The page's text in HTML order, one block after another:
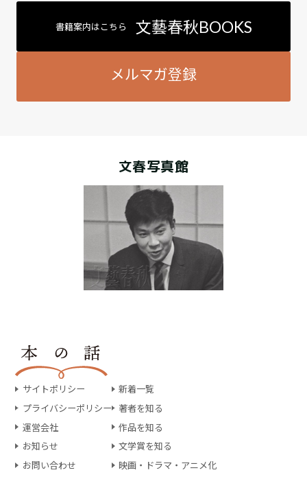
書籍案内はこちら 文藝春秋BOOKS
メルマガ登録
文春写真館
サイトポリシー
プライバシーポリシー
運営会社
お知らせ
お問い合わせ
新着一覧
著者を知る
作品を知る
文学賞を知る
映画・ドラマ・アニメ化